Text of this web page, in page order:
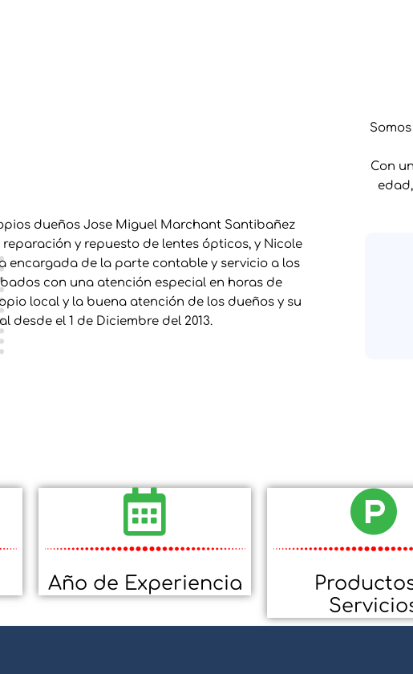
dueños Jose Miguel Marchant Santibañez
y repuesto de lentes ópticos, y Nicole
encargada de la parte contable y servicio a los
con una atención especial en horas de
local y la buena atención de los dueños y su
desde el 1 de Diciembre del 2013.
Con
Año de Experiencia